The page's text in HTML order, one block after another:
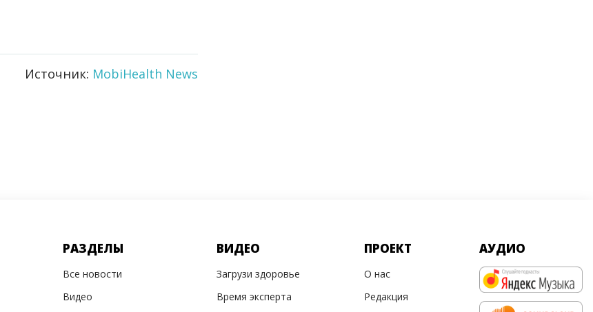
Источник: MobiHealth News
РАЗДЕЛЫ
Все новости
Видео
ВИДЕО
Загрузи здоровье
Время эксперта
ПРОЕКТ
О нас
Редакция
АУДИО